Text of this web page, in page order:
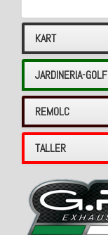
KART
JARDINERIA-GOLF
REMOLC
TALLER